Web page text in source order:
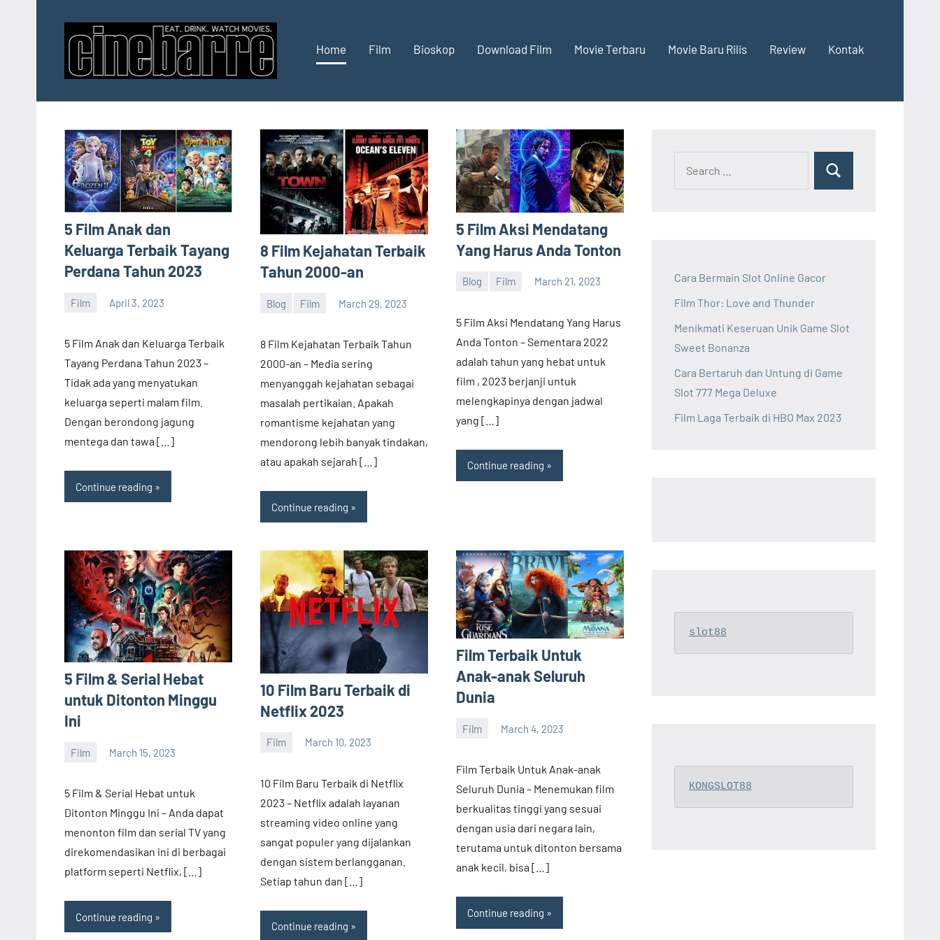
Cinebarre
–
Update
Seputar
Film
Diseluruh
Dunia
Cinebarre
Movie
dan
Info
Film
–
Film
terbaru
di
dunia,
Baru
Download
Film
Home Film Bioskop Download Film Movie Terbaru Movie Baru Rilis Review Kontak
5 Film Anak dan
Keluarga Terbaik Tayang
Perdana Tahun 2023
Film April 3, 2023
5 Film Anak dan Keluarga Terbaik
Tayang Perdana Tahun 2023 –
Tidak ada yang menyatukan
keluarga seperti malam film.
Dengan berondong jagung
mentega dan tawa […]
Continue reading
8 Film Kejahatan Terbaik
Tahun 2000-an
Blog Film March 29, 2023
barreco
8 Film Kejahatan Terbaik Tahun
2000-an – Media sering
menyanggah kejahatan sebagai
masalah pertikaian. Apakah
romantisme kejahatan yang
mendorong lebih banyak tindakan,
atau apakah sejarah […]
Continue reading
5 Film Aksi Mendatang
Yang Harus Anda Tonton
Blog Film March 21, 2023
barreco
5 Film Aksi Mendatang Yang Harus
Anda Tonton – Sementara 2022
adalah tahun yang hebat untuk
film , 2023 berjanji untuk
melengkapinya dengan jadwal
yang […]
Continue reading
5 Film & Serial Hebat
untuk Ditonton Minggu
Ini
Film March 15, 2023
5 Film & Serial Hebat untuk
Ditonton Minggu Ini – Anda dapat
menonton film dan serial TV yang
direkomendasikan ini di berbagai
platform seperti Netflix, […]
Continue reading
10 Film Baru Terbaik di
Netflix 2023
Film March 10, 2023
10 Film Baru Terbaik di Netflix
2023 – Netflix adalah layanan
streaming video online yang
sangat populer yang dijalankan
dengan sistem berlangganan.
Setiap tahun dan […]
Continue reading
Film Terbaik Untuk
Anak-anak Seluruh
Dunia
Film March 4, 2023
Film Terbaik Untuk Anak-anak
Seluruh Dunia – Menemukan film
berkualitas tinggi yang sesuai
dengan usia dari negara lain,
terutama untuk ditonton bersama
anak kecil, bisa […]
Continue reading
Cara Bermain Slot Online Gacor
Film Thor: Love and Thunder
Menikmati Keseruan Unik Game Slot
Sweet Bonanza
Cara Bertaruh dan Untung di Game
Slot 777 Mega Deluxe
Film Laga Terbaik di HBO Max 2023
slot88
KONGSLOT88